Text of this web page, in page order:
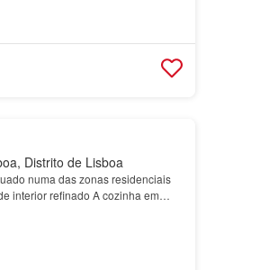
Distrito de Lisboa
numa das zonas residenciais
interior refinado A cozinha em
acabamento…